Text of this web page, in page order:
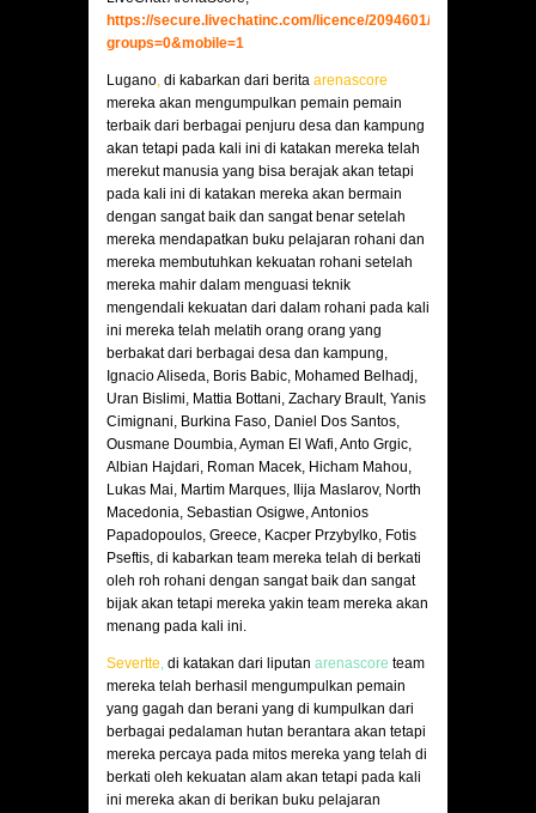
https://secure.livechatinc.com/licence/2094601/v2/
groups=0&mobile=1
Lugano, di kabarkan dari berita arenascore
mereka akan mengumpulkan pemain pemain
terbaik dari berbagai penjuru desa dan kampung
akan tetapi pada kali ini di katakan mereka telah
merekut manusia yang bisa berajak akan tetapi
pada kali ini di katakan mereka akan bermain
dengan sangat baik dan sangat benar setelah
mereka mendapatkan buku pelajaran rohani dan
mereka membutuhkan kekuatan rohani setelah
mereka mahir dalam menguasi teknik
mengendali kekuatan dari dalam rohani pada kali
ini mereka telah melatih orang orang yang
berbakat dari berbagai desa dan kampung,
Ignacio Aliseda, Boris Babic, Mohamed Belhadj,
Uran Bislimi, Mattia Bottani, Zachary Brault, Yanis
Cimignani, Burkina Faso, Daniel Dos Santos,
Ousmane Doumbia, Ayman El Wafi, Anto Grgic,
Albian Hajdari, Roman Macek, Hicham Mahou,
Lukas Mai, Martim Marques, Ilija Maslarov, North
Macedonia, Sebastian Osigwe, Antonios
Papadopoulos, Greece, Kacper Przybylko, Fotis
Pseftis, di kabarkan team mereka telah di berkati
oleh roh rohani dengan sangat baik dan sangat
bijak akan tetapi mereka yakin team mereka akan
menang pada kali ini.
Severtte, di katakan dari liputan arenascore team
mereka telah berhasil mengumpulkan pemain
yang gagah dan berani yang di kumpulkan dari
berbagai pedalaman hutan berantara akan tetapi
mereka percaya pada mitos mereka yang telah di
berkati oleh kekuatan alam akan tetapi pada kali
ini mereka akan di berikan buku pelajaran